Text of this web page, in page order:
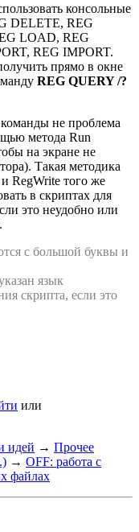
консольные
DELETE, REG
LOAD, REG
REG IMPORT.
прямо в окне
REG QUERY /?
не проблема
метода Run
на экране не
Такая методика
RegWrite того же
в скриптах для
это неудобно или
с большой буквы и
язык
скрипта, если это
или
идей → Прочее
→ OFF: работа с
файлах